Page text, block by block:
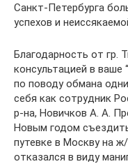
Санкт-Петербурга
успехов и
Благодарность от гр.
консультацией в
по поводу обмана
себя как сотрудник
р-на, Новичков А. А.
Новым годом
путевке в Москву на
отказался в виду